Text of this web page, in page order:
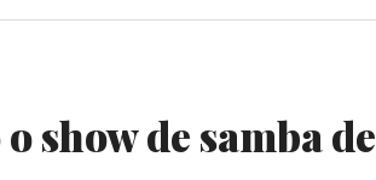
show de samba de